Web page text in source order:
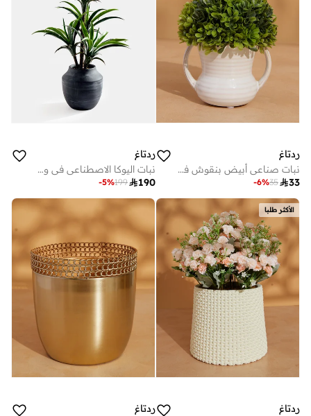
ردتاغ
نبات صناعي أبيض بنقوش في أصيص (ارتفاع 16 سم × عرض 13 سم)
33
35
-6%
ردتاغ
نبات اليوكا الاصطناعي في وعاء سيراميك بطول 86.5 سم
190
199
-5%
الأكثر طلبا
ردتاغ
ردتاغ